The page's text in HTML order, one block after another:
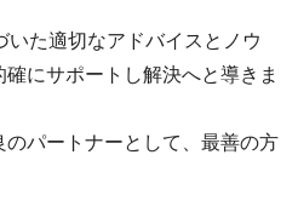
た適切なアドバイスとノウ
にサポートし解決へと導きま
パートナーとして、最善の方